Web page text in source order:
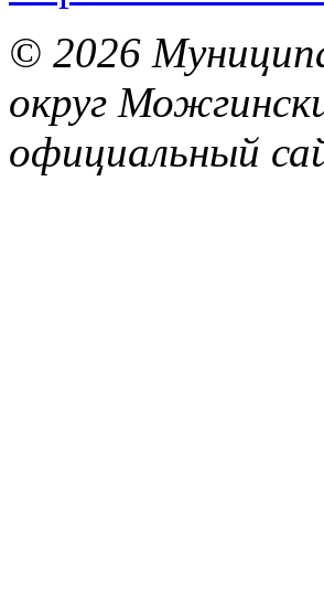
© 2026
округ
официальный